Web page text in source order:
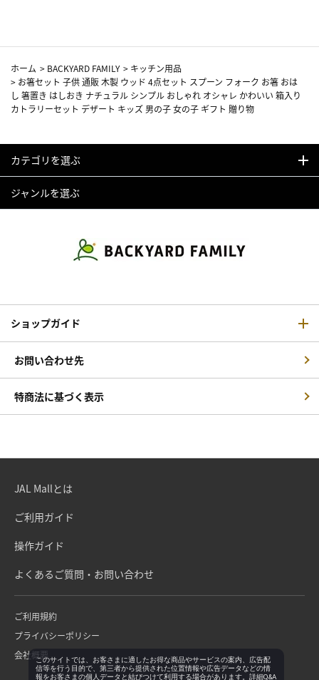
ホーム > BACKYARD FAMILY > キッチン用品
> お箸セット 子供 通販 木製 ウッド 4点セット スプーン フォーク お箸 おは
し 箸置き はしおき ナチュラル シンプル おしゃれ オシャレ かわいい 箱入り
カトラリーセット デザート キッズ 男の子 女の子 ギフト 贈り物
カテゴリを選ぶ
ジャンルを選ぶ
ショップガイド
お問い合わせ先
特商法に基づく表示
JAL Mallとは
ご利用ガイド
操作ガイド
よくあるご質問・お問い合わせ
ご利用規約
プライバシーポリシー
会社概要このサイトでは、お客さまに適したお得な商品やサービスの案内、広告配
信等を行う目的で、第三者から提供された位置情報や広告データなどの情
報をお客さまの個人データと結びつけて利用する場合があります。詳細Q&A